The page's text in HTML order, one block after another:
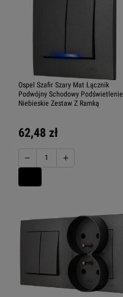
Ospel Szafir Szary Mat Łącznik
Podwójny Schodowy Podświetlenie
Niebieskie Zestaw Z Ramką
62,48 zł
− +